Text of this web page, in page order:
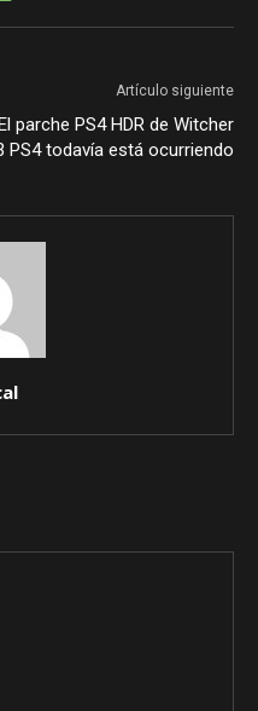
Artículo siguiente
parche PS4 HDR de Witcher
PS4 todavía está ocurriendo